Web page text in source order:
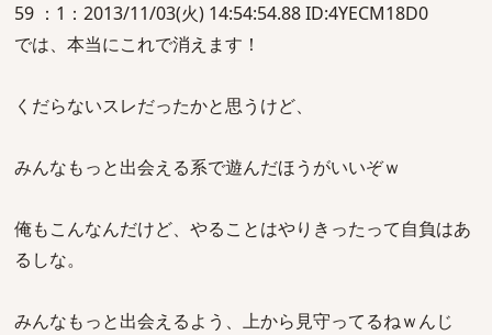
59 ：1：2013/11/03(火) 14:54:54.88 ID:4YECM18D0
では、本当にこれで消えます！
くだらないスレだったかと思うけど、
みんなもっと出会える系で遊んだほうがいいぞｗ
俺もこんなんだけど、やることはやりきったって自負はあ
るしな。
みんなもっと出会えるよう、上から見守ってるねｗんじ